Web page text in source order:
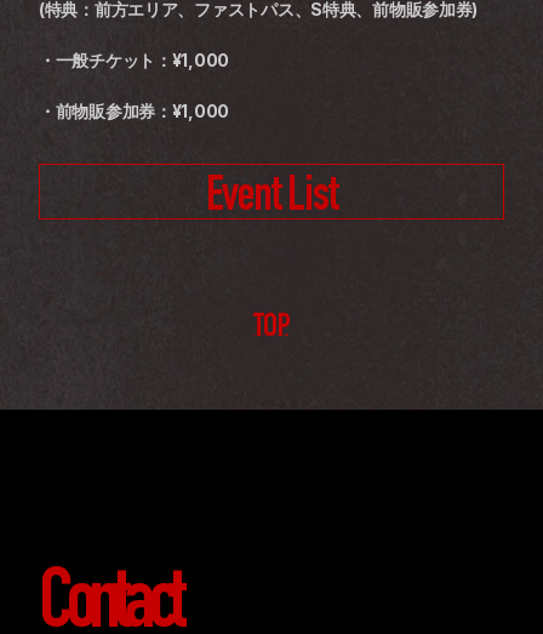
(特典：前方エリア、ファストパス、S特典、前物販参加券)
・一般チケット：¥1,000
・前物販参加券：¥1,000
Event List
TOP
Contact